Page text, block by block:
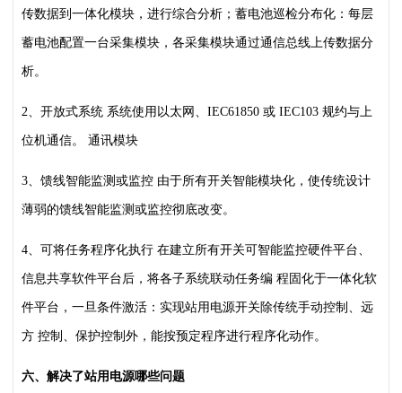
传数据到一体化模块，进行综合分析；蓄电池巡检分布化：每层
蓄电池配置一台采集模块，各采集模块通过通信总线上传数据分
析。
2、开放式系统 系统使用以太网、IEC61850 或 IEC103 规约与上
位机通信。 通讯模块
3、馈线智能监测或监控 由于所有开关智能模块化，使传统设计
薄弱的馈线智能监测或监控彻底改变。
4、可将任务程序化执行 在建立所有开关可智能监控硬件平台、
信息共享软件平台后，将各子系统联动任务编 程固化于一体化软
件平台，一旦条件激活：实现站用电源开关除传统手动控制、远
方 控制、保护控制外，能按预定程序进行程序化动作。
六、解决了站用电源哪些问题